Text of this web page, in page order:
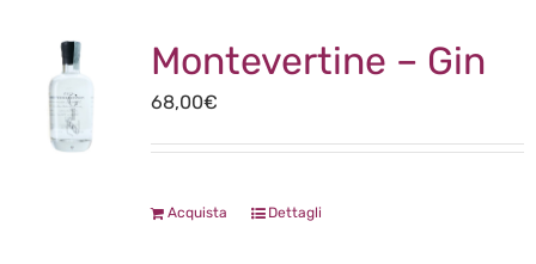
Montevertine – Gin
68,00€
Acquista Dettagli